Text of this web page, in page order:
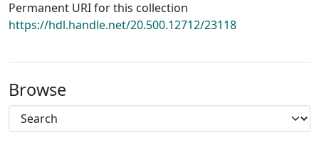
Permanent URI for this collection
https://hdl.handle.net/20.500.12712/23118
Browse